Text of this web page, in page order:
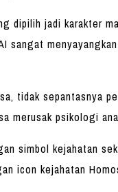
dipilih jadi karakter
sangat
tidak sepantasnya
merusak psikologi
simbol kejahatan
icon kejahatan